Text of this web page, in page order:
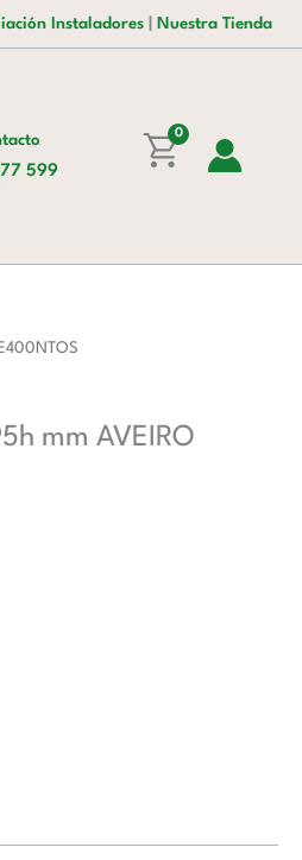
Instaladores Nuestra Tienda
599
0
mm AVEIRO